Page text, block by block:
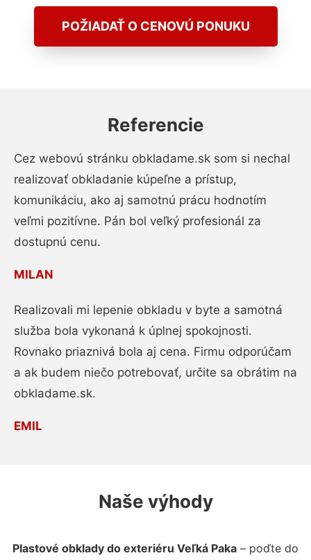
POŽIADAŤ O CENOVÚ PONUKU
Referencie
Cez webovú stránku obkladame.sk som si nechal
realizovať obkladanie kúpeľne a prístup,
komunikáciu, ako aj samotnú prácu hodnotím
veľmi pozitívne. Pán bol veľký profesionál za
dostupnú cenu.
MILAN
Realizovali mi lepenie obkladu v byte a samotná
služba bola vykonaná k úplnej spokojnosti.
Rovnako priaznivá bola aj cena. Firmu odporúčam
a ak budem niečo potrebovať, určite sa obrátim na
obkladame.sk.
EMIL
Naše výhody
Plastové obklady do exteriéru Veľká Paka – poďte do